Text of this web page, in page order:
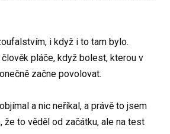
i když i to tam bylo.
pláče, když bolest, kterou v
začne povolovat.
a nic neříkal, a právě to jsem
že to věděl od začátku, ale na test